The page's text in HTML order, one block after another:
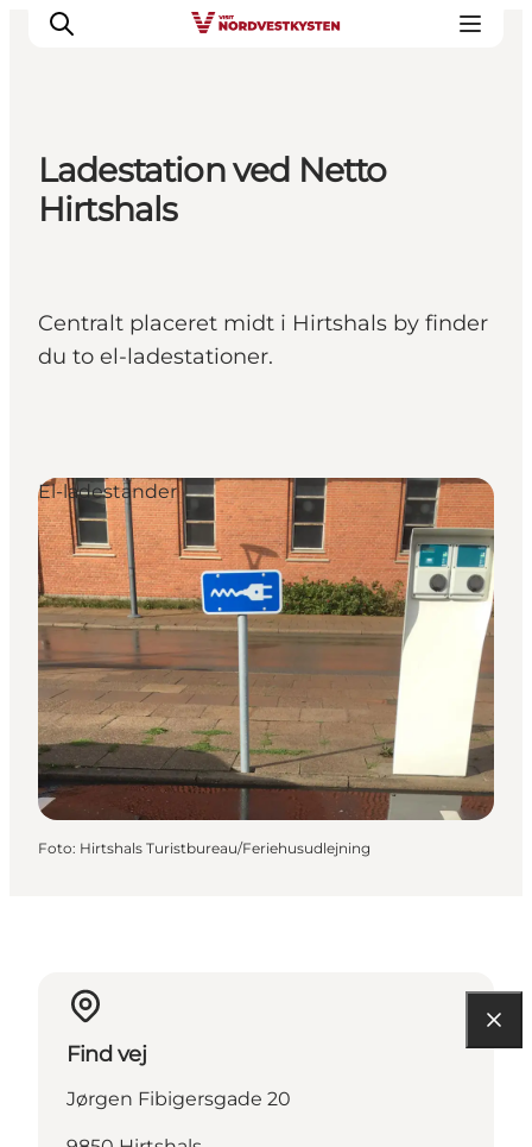
Feriesteder
Overnatning
Planlæg din ferie
Ladestation ved Netto
Hirtshals
Centralt placeret midt i Hirtshals by finder
du to el-ladestationer.
El-ladestander
Foto: Hirtshals Turistbureau/Feriehusudlejning
Find vej
Jørgen Fibigersgade 20